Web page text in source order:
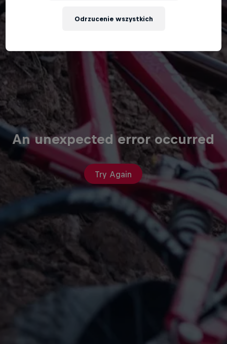
An unexpected error occurred
Try Again
Odrzucenie wszystkich